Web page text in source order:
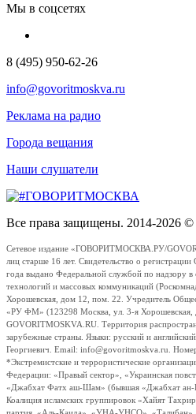
Мы в соцсетях
8 (495) 950-62-26
info@govoritmoskva.ru
Реклама на радио
Города вещания
Наши слушатели
Все права защищены. 2014-2026 ©
Сетевое издание «ГОВОРИТМОСКВА.РУ/
лиц старше 16 лет. Свидетельство о
года выдано Федеральной службой по надзору
технологий и массовых коммуникаций
Хорошевская, дом 12, пом. 22. Учредитель
«РУ ФМ» (123298 Москва, ул. 3-я Хорошевская,
GOVORITMOSKVA.RU. Территория
зарубежные страны. Языки: русский и
Георгиевич. Email: info@govoritmoskva.ru.
*Экстремистские и террористические
Федерации: «Правый сектор», «Украинская
«Джабхат Фатх аш-Шам» (бывшая «Джабхат ан-
Коалиция исламских группировок «Хайят